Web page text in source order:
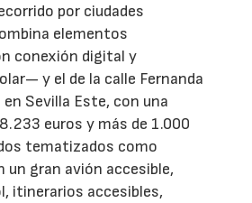
por ciudades
elementos
conexión digital y
y el de la calle Fernanda
en Sevilla Este, con una
euros y más de 1.000
tematizados como
un gran avión accesible,
itinerarios accesibles,